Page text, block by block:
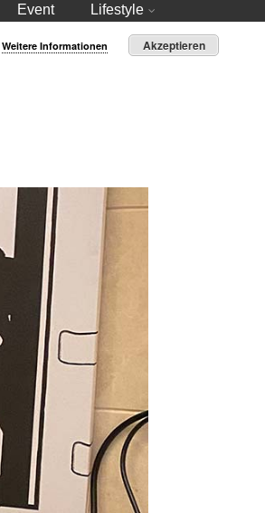
Event Lifestyle
Weitere Informationen Akzeptieren